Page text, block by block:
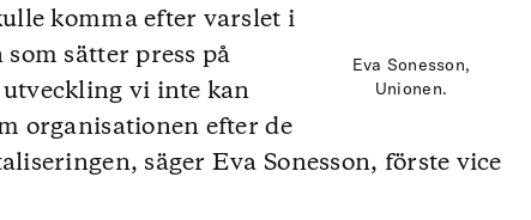
Eva Sonesson,
Unionen.
komma efter varslet i
sätter press på
vi inte kan
organisationen efter de
säger Eva Sonesson, förste vice